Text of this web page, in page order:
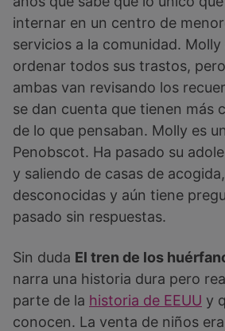
internar en un centro de
servicios a la comunidad. Molly
ordenar todos sus trastos,
ambas van revisando los
se dan cuenta que tienen más
de lo que pensaban. Molly es
Penobscot. Ha pasado su
y saliendo de casas de
desconocidas y aún tiene
pasado sin respuestas.
Sin duda El tren de los
narra una historia dura pero
parte de la historia de EEUU y
conocen. La venta de niños